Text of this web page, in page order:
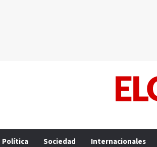
Política Sociedad Internacionales